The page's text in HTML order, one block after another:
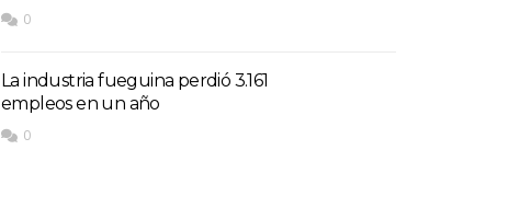
0
La industria fueguina perdió 3.161
empleos en un año
0